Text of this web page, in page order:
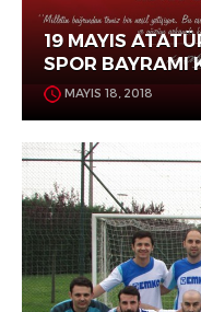
19 MAYIS
SPOR BAYRAMI
MAYIS 18, 2018